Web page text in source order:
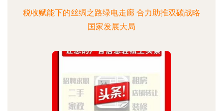
税收赋能下的丝绸之路绿电走廊 合力助推双碳战略
国家发展大局